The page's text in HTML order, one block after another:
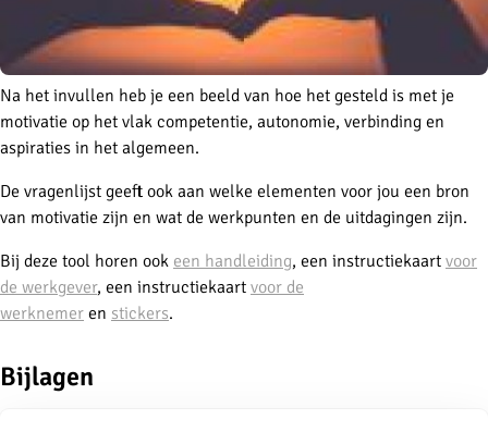
Na het invullen heb je een beeld van hoe het gesteld is met je
motivatie op het vlak competentie, autonomie, verbinding en
aspiraties in het algemeen.
De vragenlijst geeft ook aan welke elementen voor jou een bron
van motivatie zijn en wat de werkpunten en de uitdagingen zijn.
Bij deze tool horen ook een handleiding, een instructiekaart voor
de werkgever, een instructiekaart voor de
werknemer en stickers.
Bijlagen